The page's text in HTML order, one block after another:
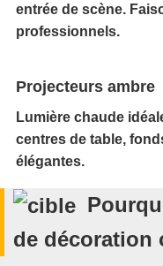
entrée de scène.
professionnels.
Projecteurs ambre
Lumière chaude
centres de table,
élégantes.
de décoration